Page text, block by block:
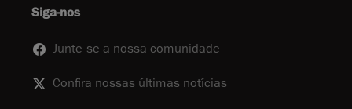
Siga-nos
Junte-se a nossa comunidade
Confira nossas últimas notícias